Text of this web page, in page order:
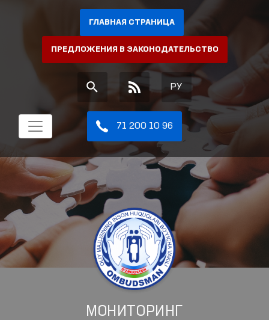
ГЛАВНАЯ СТРАНИЦА
ПРЕДЛОЖЕНИЯ В ЗАКОНОДАТЕЛЬСТВО
РУ
71 200 10 96
МОНИТОРИНГ